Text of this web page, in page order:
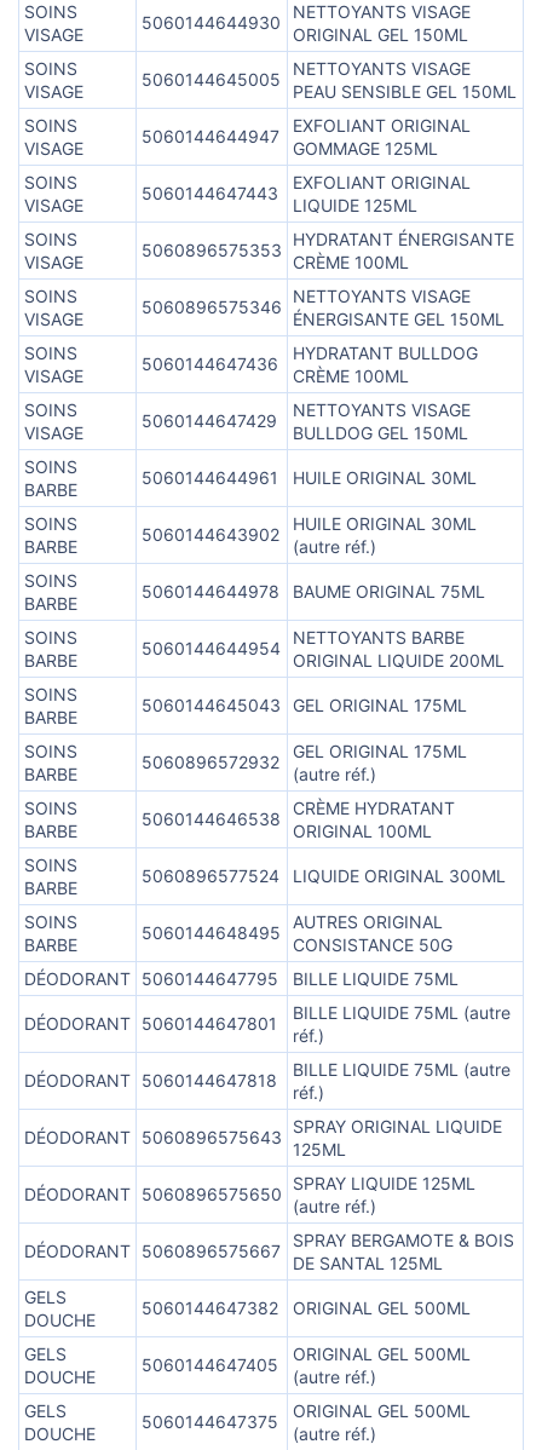
SOINS
VISAGE
5060144644930
NETTOYANTS VISAGE
ORIGINAL GEL 150ML
SOINS
VISAGE
5060144645005
NETTOYANTS VISAGE
PEAU SENSIBLE GEL 150ML
SOINS
VISAGE
5060144644947
EXFOLIANT ORIGINAL
GOMMAGE 125ML
SOINS
VISAGE
5060144647443
EXFOLIANT ORIGINAL
LIQUIDE 125ML
SOINS
VISAGE
5060896575353
HYDRATANT ÉNERGISANTE
CRÈME 100ML
SOINS
VISAGE
5060896575346
NETTOYANTS VISAGE
ÉNERGISANTE GEL 150ML
SOINS
VISAGE
5060144647436
HYDRATANT BULLDOG
CRÈME 100ML
SOINS
VISAGE
5060144647429
NETTOYANTS VISAGE
BULLDOG GEL 150ML
SOINS
BARBE
5060144644961 HUILE ORIGINAL 30ML
SOINS
BARBE
5060144643902
HUILE ORIGINAL 30ML
(autre réf.)
SOINS
BARBE
5060144644978 BAUME ORIGINAL 75ML
SOINS
BARBE
5060144644954
NETTOYANTS BARBE
ORIGINAL LIQUIDE 200ML
SOINS
BARBE
5060144645043 GEL ORIGINAL 175ML
SOINS
BARBE
5060896572932
GEL ORIGINAL 175ML
(autre réf.)
SOINS
BARBE
5060144646538
CRÈME HYDRATANT
ORIGINAL 100ML
SOINS
BARBE
5060896577524 LIQUIDE ORIGINAL 300ML
SOINS
BARBE
5060144648495
AUTRES ORIGINAL
CONSISTANCE 50G
DÉODORANT 5060144647795 BILLE LIQUIDE 75ML
DÉODORANT 5060144647801
BILLE LIQUIDE 75ML (autre
réf.)
DÉODORANT 5060144647818
BILLE LIQUIDE 75ML (autre
réf.)
DÉODORANT 5060896575643
SPRAY ORIGINAL LIQUIDE
125ML
DÉODORANT 5060896575650
SPRAY LIQUIDE 125ML
(autre réf.)
DÉODORANT 5060896575667
SPRAY BERGAMOTE & BOIS
DE SANTAL 125ML
GELS
DOUCHE
5060144647382 ORIGINAL GEL 500ML
GELS
DOUCHE
5060144647405
ORIGINAL GEL 500ML
(autre réf.)
GELS
DOUCHE
5060144647375
ORIGINAL GEL 500ML
(autre réf.)